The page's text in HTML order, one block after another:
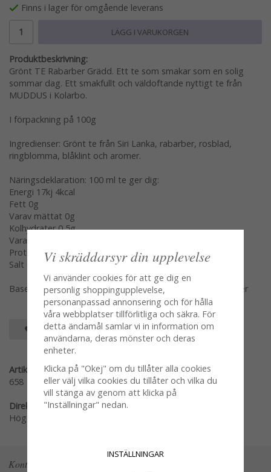
Finns i lager för omgående leverans
LÄGG I VARUKORGEN
Produktbeskrivning:
Grönt TE Rabarber Grädd. Ett te som smakar som en solig
sommar dag. Ett smakfullt och väldoftande nyttigt te från
MUDDUS i Kolarbo.
I förpackning på 100g
Ingredienser: Grönt te från Siri Lanka, rabarber, rosblad,
ringblomma, blåklint och aromer.
Näringsdeklaration: 100 ml te ger dig:
Energi 17kj 4kcal
Fett 0g
Varav mättat 0g
Kolhydrater 0,5g
Vara sockerarter 0,5g
Protein 0,5g
Salt 0g
Baserat på 1tsk te bryggd i 100gr nykokt vatten 2-3minuter
SPARA SOM FAVORIT
Artikelnummer:
658
Direktlänk:
Högerklicka och kopiera adressen
Kontakta oss
Vi skräddarsyr din upplevelse
Vi använder cookies för att ge dig en
personlig shoppingupplevelse,
personanpassad annonsering och för hålla
våra webbplatser tillförlitliga och säkra. För
detta ändamål samlar vi in information om
användarna, deras mönster och deras
enheter.
Klicka på "Okej" om du tillåter alla cookies
eller välj vilka cookies du tillåter och vilka du
vill stänga av genom att klicka på
"Inställningar" nedan.
INSTÄLLNINGAR